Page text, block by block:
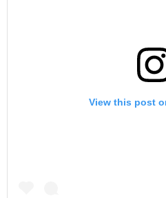
View this post